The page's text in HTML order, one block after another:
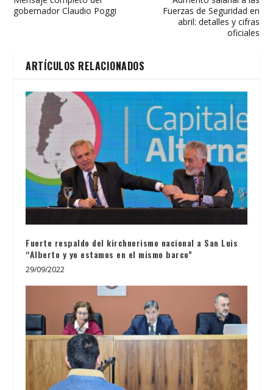
gobernador Claudio Poggi
Fuerzas de Seguridad en
abril: detalles y cifras
oficiales
ARTÍCULOS RELACIONADOS
Fuerte respaldo del kirchnerismo nacional a San Luis
“Alberto y yo estamos en el mismo barco”
29/09/2022